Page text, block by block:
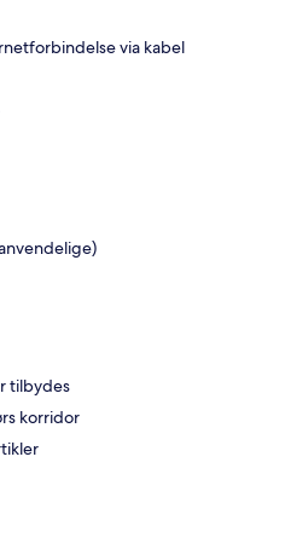
via kabel
tilbydes
korridor